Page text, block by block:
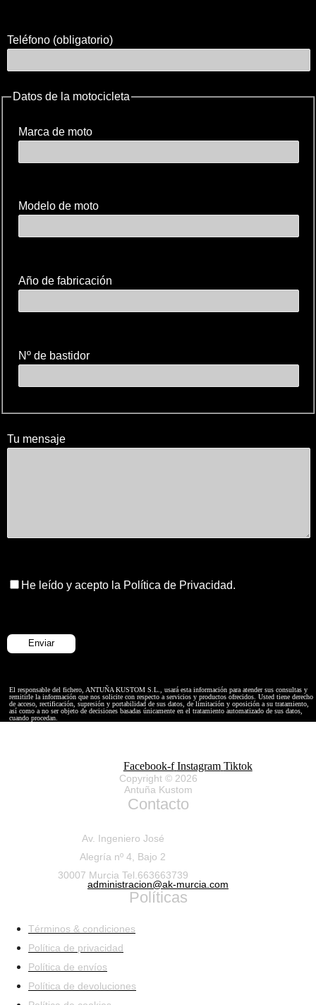
Teléfono (obligatorio)
Datos de la motocicleta
Marca de moto
Modelo de moto
Año de fabricación
Nº de bastidor
Tu mensaje
He leído y acepto la Política de Privacidad.
El responsable del fichero, ANTUÑA KUSTOM S.L., usará esta información para atender sus consultas y
remitirle la información que nos solicite con respecto a servicios y productos ofrecidos. Usted tiene derecho
de acceso, rectificación, supresión y portabilidad de sus datos, de limitación y oposición a su tratamiento,
así como a no ser objeto de decisiones basadas únicamente en el tratamiento automatizado de sus datos,
cuando procedan.
Facebook-f Instagram Tiktok
Copyright © 2026
Antuña Kustom
Contacto
Av. Ingeniero José
Alegría nº 4, Bajo 2
30007 Murcia Tel.663663739
administracion@ak-murcia.com
Políticas
Términos & condiciones
Política de privacidad
Política de envíos
Política de devoluciones